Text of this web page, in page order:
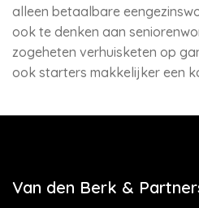
alleen betaalbare
ook te denken aan
zogeheten verhuisketen op
ook starters makkelijker een
Van den Berk &